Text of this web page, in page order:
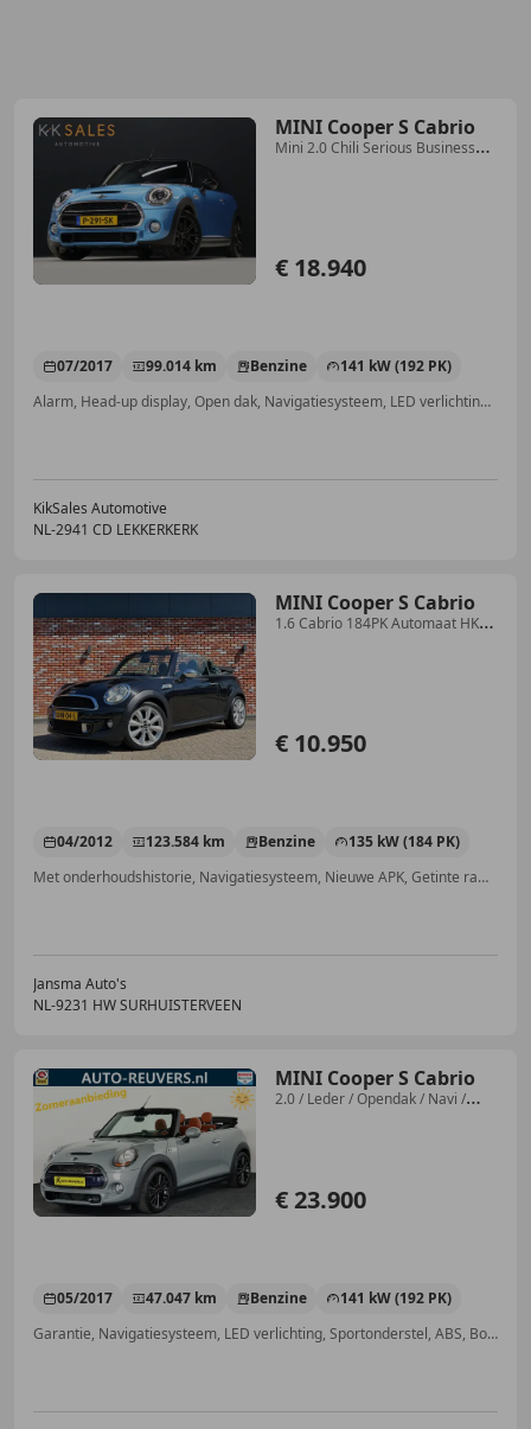
MINI Cooper S Cabrio
Mini 2.0 Chili Serious Business
€ 18.940
07/2017 99.014 km Benzine
141 kW (192 PK)
Alarm, Head-up display, Open dak, Navigatiesysteem, LED verlichting, Parkeerhulp met camera, ABS, Hoofd airbag
KikSales Automotive
NL-2941 CD LEKKERKERK
MINI Cooper S Cabrio
1.6 Cabrio 184PK Automaat HK
€ 10.950
04/2012 123.584 km Benzine
135 kW (184 PK)
Met onderhoudshistorie, Navigatiesysteem, Nieuwe APK, Getinte ramen, Lendensteun, Stoelverwarming, ABS, Open dak
Jansma Auto's
NL-9231 HW SURHUISTERVEEN
MINI Cooper S Cabrio
2.0 / Leder / Opendak / Navi /
€ 23.900
05/2017 47.047 km Benzine
141 kW (192 PK)
Garantie, Navigatiesysteem, LED verlichting, Sportonderstel, ABS, Boordcomputer, Met onderhoudshistorie, Airbag bestuurder